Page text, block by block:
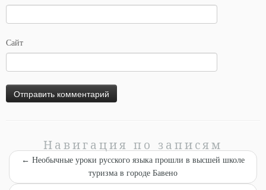
Сайт
Навигация по записям
← Необычные уроки русского языка прошли в высшей школе
туризма в городе Бавено